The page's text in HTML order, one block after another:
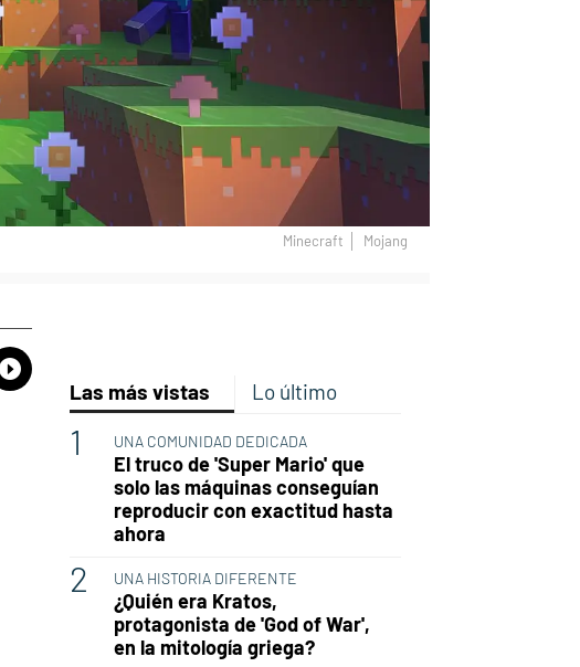
Minecraft Mojang
Whatsapp
Compartir
Las más vistas Lo último
UNA COMUNIDAD DEDICADA
El truco de 'Super Mario' que
solo las máquinas conseguían
reproducir con exactitud hasta
ahora
UNA HISTORIA DIFERENTE
¿Quién era Kratos,
protagonista de 'God of War',
en la mitología griega?